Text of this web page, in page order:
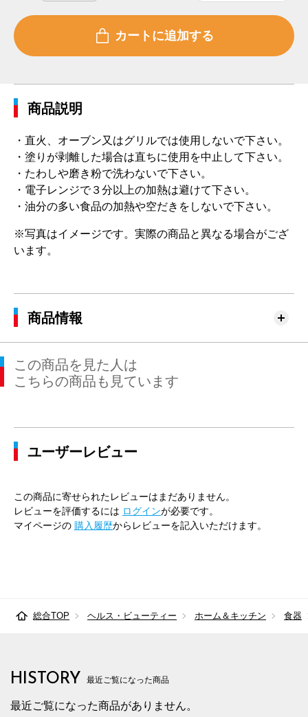
商品説明
・直火、オーブン又はグリルでは使用しないで下さい。
・塗りが剥離した場合は直ちに使用を中止して下さい。
・たわしや磨き粉で洗わないで下さい。
・電子レンジで３分以上の加熱は避けて下さい。
・油分の多い食品の加熱や空だきをしないで下さい。
※写真はイメージです。実際の商品と異なる場合がござ
います。
商品情報
この商品を見た人は
こちらの商品も見ています
ユーザーレビュー
この商品に寄せられたレビューはまだありません。
レビューを評価するには ログインが必要です。
マイページの 購入履歴からレビューを記入いただけます。
総合TOP ヘルス・ビューティー ホーム＆キッチン 食器
HISTORY 最近ご覧になった商品
最近ご覧になった商品がありません。